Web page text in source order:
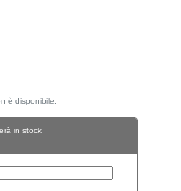
è disponibile.
in stock